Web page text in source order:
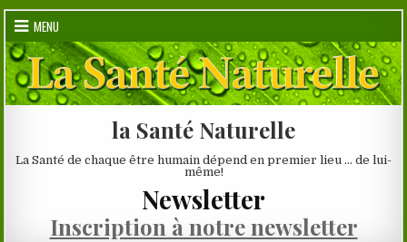
Skip
content
MENU
la Santé Naturelle
La Santé de chaque être humain dépend en premier lieu … de lui-
même!
Newsletter
Inscription à notre newsletter